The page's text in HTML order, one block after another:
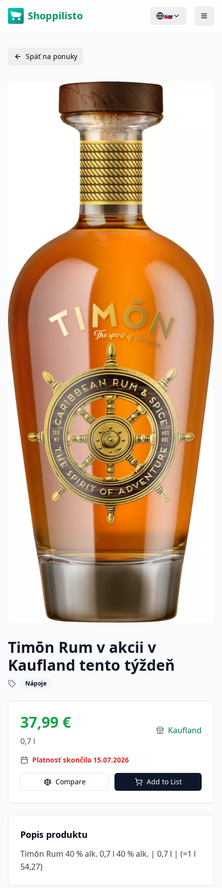
Shoppilisto 🇸🇰
Späť na ponuky
Timōn Rum v akcii v
Kaufland tento týždeň
Nápoje
37,99 €
0,7 l
Kaufland
Platnosť skončila 15.07.2026
Compare Add to List
Popis produktu
Timōn Rum 40 % alk. 0,7 l 40 % alk. | 0,7 l | (=1 l
54,27)